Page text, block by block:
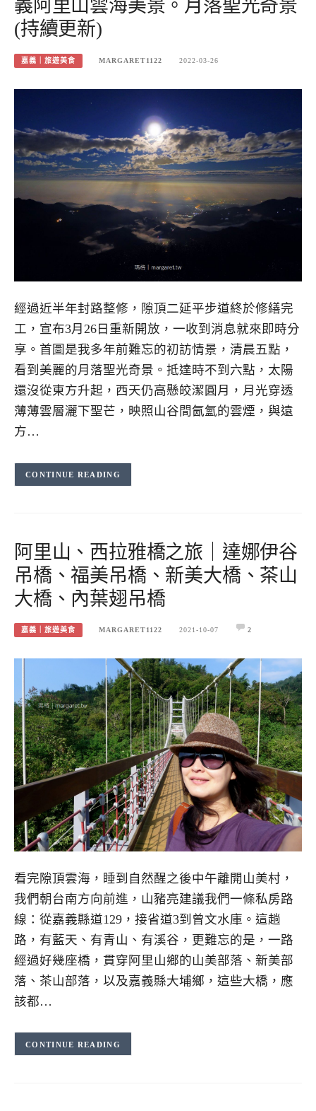
義阿里山雲海美景。月落聖光奇景
(持續更新)
嘉義｜旅遊美食 MARGARET1122 2022-03-26
經過近半年封路整修，隙頂二延平步道終於修繕完
工，宣布3月26日重新開放，一收到消息就來即時分
享。首圖是我多年前難忘的初訪情景，清晨五點，
看到美麗的月落聖光奇景。抵達時不到六點，太陽
還沒從東方升起，西天仍高懸皎潔圓月，月光穿透
薄薄雲層灑下聖芒，映照山谷間氤氳的雲煙，與遠
方…
CONTINUE READING
阿里山、西拉雅橋之旅｜達娜伊谷
吊橋、福美吊橋、新美大橋、茶山
大橋、內葉翅吊橋
嘉義｜旅遊美食 MARGARET1122 2021-10-07 2
看完隙頂雲海，睡到自然醒之後中午離開山美村，
我們朝台南方向前進，山豬亮建議我們一條私房路
線：從嘉義縣道129，接省道3到曾文水庫。這趟
路，有藍天、有青山、有溪谷，更難忘的是，一路
經過好幾座橋，貫穿阿里山鄉的山美部落、新美部
落、茶山部落，以及嘉義縣大埔鄉，這些大橋，應
該都…
CONTINUE READING